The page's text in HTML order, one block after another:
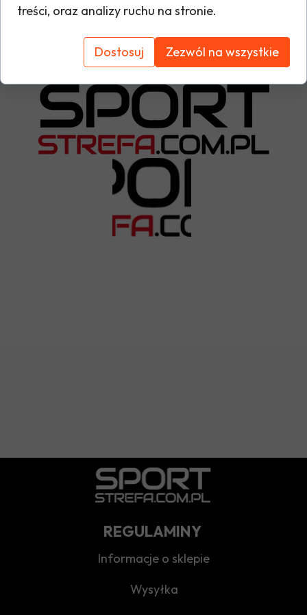
Tabela rozmiarów
REGULAMINY
Wysyłka
Informacje o sklepie
treści, oraz analizy ruchu na stronie.
Dostosuj Zezwól na wszystkie